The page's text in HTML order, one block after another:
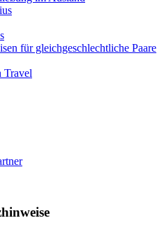
für gleichgeschlechtliche Paare
Travel